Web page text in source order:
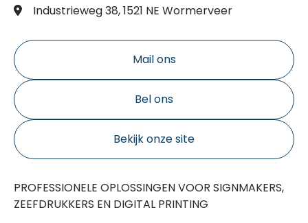
Industrieweg 38, 1521 NE Wormerveer
Mail ons
Bel ons
Bekijk onze site
PROFESSIONELE OPLOSSINGEN VOOR SIGNMAKERS,
ZEEFDRUKKERS EN DIGITAL PRINTING